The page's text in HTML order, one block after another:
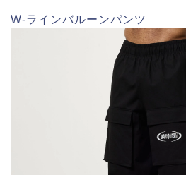
W‑ラインバルーンパンツ